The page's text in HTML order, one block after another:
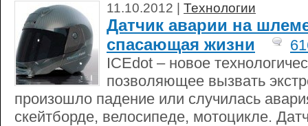
11.10.2012 | Технологии
Датчик аварии на
спасающая жизни
ICEdot – новое
позволяющее вызвать
произошло падение или случилась
скейтборде, велосипеде, мотоцикле.